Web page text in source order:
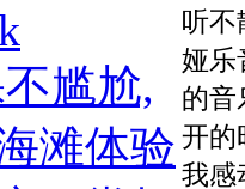
尴尬,
滩体验
听不
娅乐
的音
开的
我感